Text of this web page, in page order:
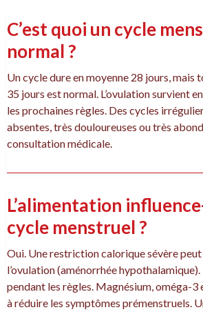
C’est quoi un cycle
normal ?
Un cycle dure en moyenne 28 jours, mais
35 jours est normal. L’ovulation survient
les prochaines règles. Des cycles
absentes, très douloureuses ou très
consultation médicale.
L’alimentation
cycle menstruel ?
Oui. Une restriction calorique sévère
l’ovulation (aménorrhée
pendant les règles. Magnésium, oméga-
à réduire les symptômes prémenstruels.